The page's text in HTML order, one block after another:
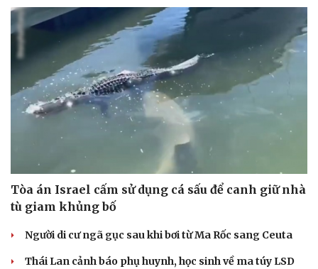
Cải chính
Tòa án Israel cấm sử dụng cá sấu để canh giữ nhà
tù giam khủng bố
Người di cư ngã gục sau khi bơi từ Ma Rốc sang Ceuta
Thái Lan cảnh báo phụ huynh, học sinh về ma túy LSD